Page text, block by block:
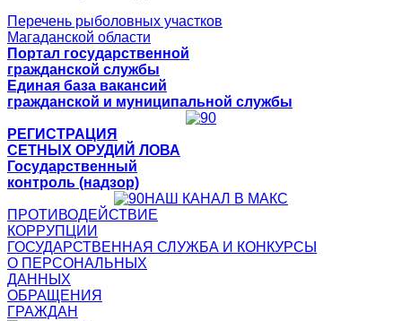
Перечень рыболовных участков
Магаданской области
Портал государственной
гражданской службы
Единая база вакансий
гражданской и муниципальной службы
РЕГИСТРАЦИЯ
СЕТНЫХ ОРУДИЙ ЛОВА
Государственный
контроль (надзор)
НАШ КАНАЛ В МАКС
ПРОТИВОДЕЙСТВИЕ
КОРРУПЦИИ
ГОСУДАРСТВЕННАЯ СЛУЖБА И КОНКУРСЫ
О ПЕРСОНАЛЬНЫХ
ДАННЫХ
ОБРАЩЕНИЯ
ГРАЖДАН